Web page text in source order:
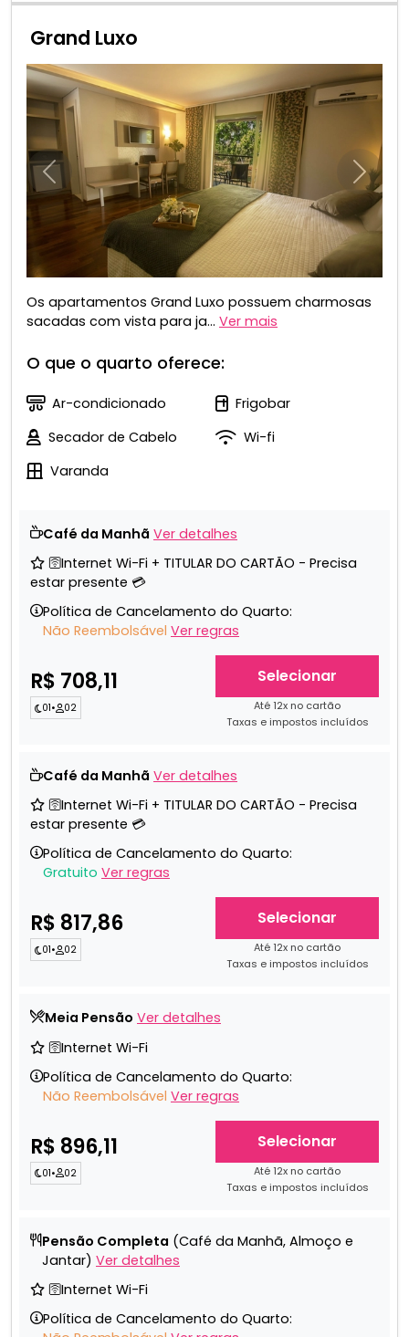
Grand Luxo
Anterior
Os apartamentos Grand Luxo possuem charmosas
sacadas com vista para ja... Ver mais
O que o quarto oferece:
Ar-condicionado
Frigobar
Secador de Cabelo
Wi-fi
Varanda
Café da Manhã Ver detalhes
🛜Internet Wi-Fi + TITULAR DO CARTÃO - Precisa
estar presente 💳
Política de Cancelamento do Quarto:
Não Reembolsável Ver regras
R$ 708,11
01• 02
Selecionar
Até 12x no cartão
Taxas e impostos incluídos
Café da Manhã Ver detalhes
🛜Internet Wi-Fi + TITULAR DO CARTÃO - Precisa
estar presente 💳
Política de Cancelamento do Quarto:
Gratuito Ver regras
R$ 817,86
01• 02
Selecionar
Até 12x no cartão
Taxas e impostos incluídos
Meia Pensão Ver detalhes
🛜Internet Wi-Fi
Política de Cancelamento do Quarto:
Não Reembolsável Ver regras
R$ 896,11
01• 02
Selecionar
Até 12x no cartão
Taxas e impostos incluídos
Pensão Completa (Café da Manhã, Almoço e
Jantar) Ver detalhes
🛜Internet Wi-Fi
Política de Cancelamento do Quarto: